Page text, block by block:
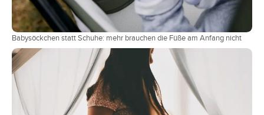
Babysöckchen statt Schuhe: mehr brauchen die Füße am Anfang nicht